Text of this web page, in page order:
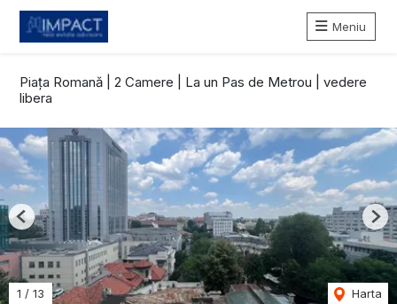
Meniu
Piața Romană | 2 Camere | La un Pas de Metrou | vedere
libera
1 / 13 Harta
Previous